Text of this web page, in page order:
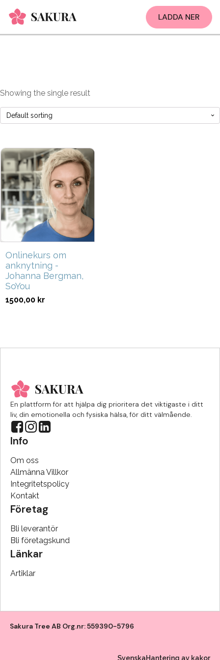
LADDA NER
Showing the single result
Onlinekurs om
anknytning -
Johanna Bergman,
SoYou
1500,00 kr
En plattform för att hjälpa dig prioritera det viktigaste i ditt
liv, din emotionella och fysiska hälsa, för ditt välmående.
Info
Om oss
Allmänna Villkor
Integritetspolicy
Kontakt
Företag
Bli leverantör
Bli företagskund
Länkar
Artiklar
Sakura Tree AB Org.nr: 559390-5796
SvenskaHantering av kakor